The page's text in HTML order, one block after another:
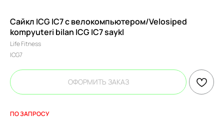
Сайкл ICG IC7 с велокомпьютером/Velosiped
kompyuteri bilan ICG IC7 saykl
Life Fitness
ICG7
ОФОРМИТЬ ЗАКАЗ
ПО ЗАПРОСУ